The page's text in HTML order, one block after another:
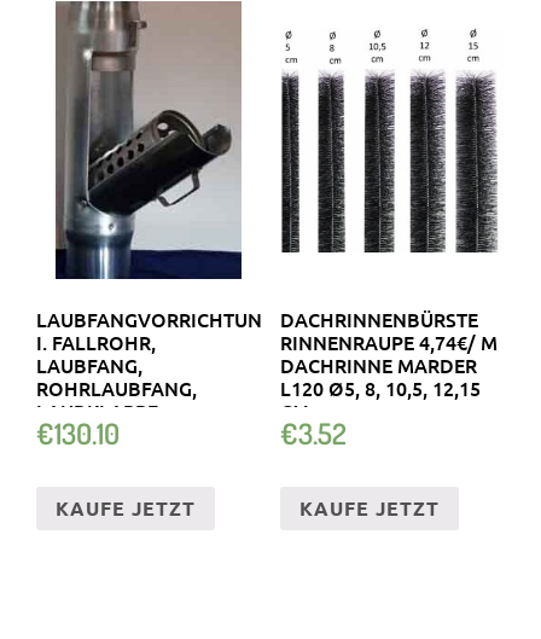
LAUBFANGVORRICHTUNG
I. FALLROHR,
LAUBFANG,
ROHRLAUBFANG,
LAUBKLAPPE
€130.10
KAUFE JETZT
DACHRINNENBÜRSTE
RINNENRAUPE 4,74€/ M
DACHRINNE MARDER
L120 Ø5, 8, 10,5, 12,15
CM
€3.52
KAUFE JETZT